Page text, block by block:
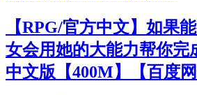
【RPG/官方中文】如果
女会用她的大能力帮你完
中文版【400M】【百度网